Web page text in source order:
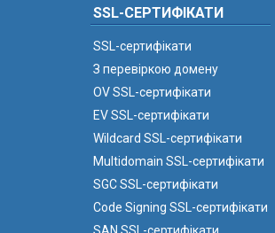
SSL-СЕРТИФІКАТИ
SSL-сертифікати
З перевіркою домену
OV SSL-сертифікати
EV SSL-сертифікати
Wildcard SSL-сертифікати
Multidomain SSL-сертифікати
SGC SSL-сертифікати
Code Signing SSL-сертифікати